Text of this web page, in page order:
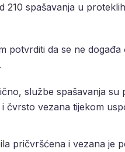
210 spašavanja u
potvrditi da se ne
službe spašavanja
čvrsto vezana tijekom
pričvršćena i vezana je